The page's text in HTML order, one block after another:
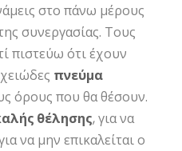
στο πάνω μέρους
συνεργασίας. Τους
πιστεύω ότι έχουν
πνεύμα
όρους που θα θέσουν.
θέλησης, για να
να μην επικαλείται ο